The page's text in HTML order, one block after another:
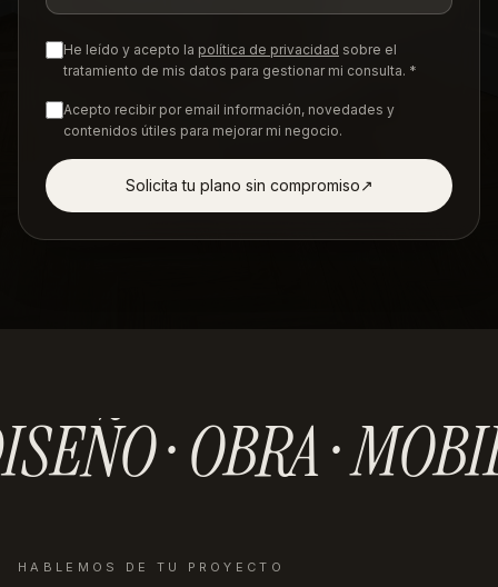
He leído y acepto la política de privacidad sobre el
tratamiento de mis datos para gestionar mi consulta. *
Acepto recibir por email información, novedades y
contenidos útiles para mejorar mi negocio.
Solicita tu plano sin compromiso↗︎
· OBRA ·
HABLEMOS DE TU PROYECTO